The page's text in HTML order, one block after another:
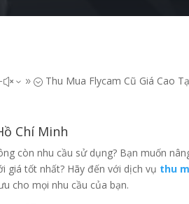
Thu Mua Flycam Cũ Giá Cao
Chí Minh
còn nhu cầu sử dụng? Bạn muốn
giá tốt nhất? Hãy đến với dịch vụ thu
cho mọi nhu cầu của bạn.